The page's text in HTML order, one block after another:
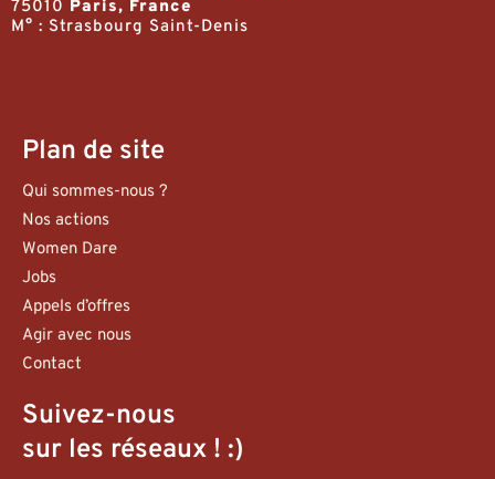
75010 Paris, France
M° : Strasbourg Saint-Denis
Plan de site
Qui sommes-nous ?
Nos actions
Women Dare
Jobs
Appels d’offres
Agir avec nous
Contact
Suivez-nous
sur les réseaux ! :)